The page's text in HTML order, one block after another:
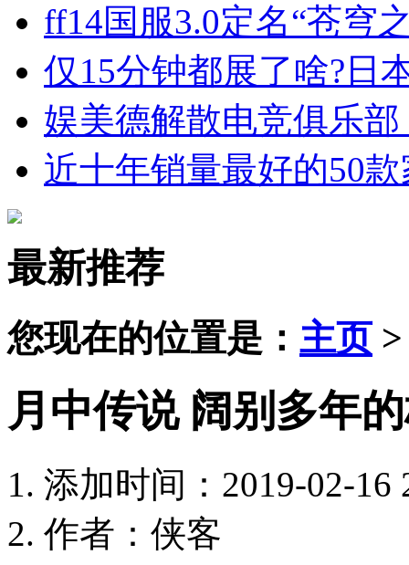
ff14国服3.0定名“苍穹
仅15分钟都展了啥?日
娱美德解散电竞俱乐
近十年销量最好的50
最新推荐
您现在的位置是： 主页
月中传说 阔别多年
添加时间：2019-02-16
作者：侠客